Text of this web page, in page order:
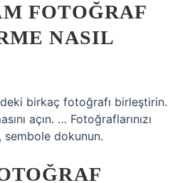
FOTOĞRAF
NASIL
birkaç fotoğrafı birleştirin.
açın. … Fotoğraflarınızı
sembole dokunun.